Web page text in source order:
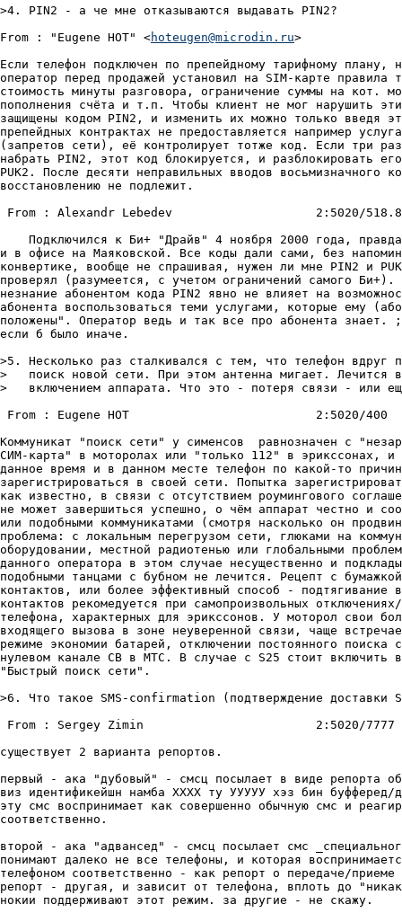
>4. PIN2 - а че мне отказываются выдавать PIN2?
From : "Eugene HOT" <hoteugen@microdin.ru>
Если телефон подключен по препейдному тарифному плану,
оператор перед продажей установил на SIM-карте правила
стоимость минуты разговора, ограничение суммы на кот.
пополнения счёта и т.п. Чтобы клиент не мог нарушить
защищены кодом PIN2, и изменить их можно только введя
препейдных контрактах не предоставляется например
(запретов сети), её контролирует тотже код. Если три
набрать PIN2, этот код блокируется, и разблокировать
PUK2. После десяти неправильных вводов восьмизначного
восстановлению не подлежит.
From : Alexandr Lebedev                    2:5020/518.8
Подключился к Би+ "Драйв" 4 ноября 2000 года,
и в офисе на Маяковской. Все коды дали сами, без
конвертике, вообще не спрашивая, нужен ли мне PIN2 и
проверял (разумеется, с учетом ограничений самого
незнание абонентом кода PIN2 явно не влияет на
абонента воспользоваться теми услугами, которые ему
положены". Оператор ведь и так все про абонента
если б было иначе.
>5. Несколько pаз сталкивался с тем, что телефон вдpyг
>   поиск новой сети. Пpи этом антенна мигает. Лечится
>   включением аппаpата. Что это - потеpя связи - или
From : Eugene HOT                          2:5020/400
Коммуникат "поиск сети" у сименсов  равнозначен с
СИМ-карта" в моторолах или "только 112" в эрикссонах, и
данное время и в данном месте телефон по какой-то
зарегистрироваться в своей сети. Попытка
как известно, в связи с отсутствием роумингового
не может завершиться успешно, о чём аппарат честно и
или подобными коммуникатами (смотря насколько он
проблема: с локальным перегрузом сети, глюками на
оборудовании, местной радиотенью или глобальными
данного оператора в этом случае несущественно и
подобными танцами с бубном не лечится. Рецепт с
контактов, или более эффективный способ - подтягивание
контактов рекомедуется при самопроизвольных
телефона, характерных для эрикссонов. У моторол свои
входящего вызова в зоне неуверенной связи, чаще
режиме экономии батарей, отключении постоянного поиска
нулевом канале СВ в МТС. В случае с S25 стоит включить
"Быстрый поиск сети".
>6. Что такое SMS-confirmation (подтверждение доставки
From : Sergey Zimin                        2:5020/7777
существует 2 варианта репортов.
первый - ака "дубовый" - смсц посылает в виде репорта
виз идентификейшн намба ХХХХ ту УУУУУ хэз бин буфферед/
эту смс воспринимает как совершенно обычную смс и
соответственно.
второй - ака "адвансед" - смсц посылает смс
понимают далеко не все телефоны, и которая
телефоном соответственно - как репорт о передаче/
репорт - другая, и зависит от телефона, вплоть до
нокии поддерживают этот режим. за другие - не скажу.